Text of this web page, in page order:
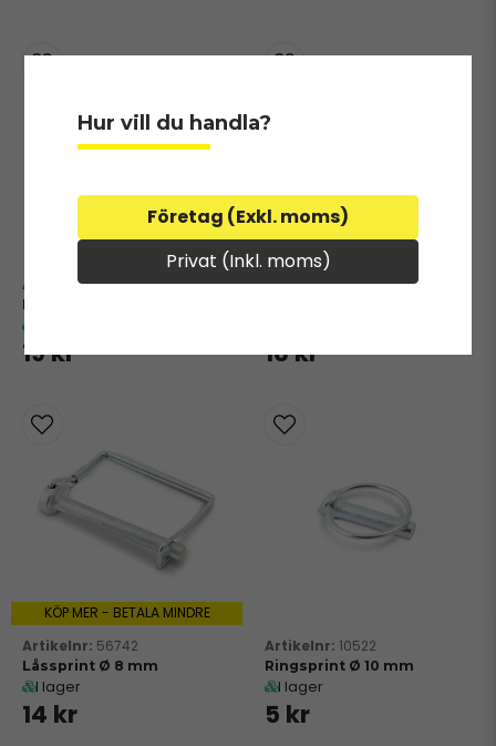
81001
Låssprint Ø 12 mm
19 kr
56743
16 kr
KÖP MER - BETALA MINDRE
56742
Låssprint Ø 8 mm
I lager
14 kr
10522
Ringsprint Ø 10 mm
I lager
5 kr
Hur vill du handla?
Företag (Exkl. moms)
Privat (Inkl. moms)